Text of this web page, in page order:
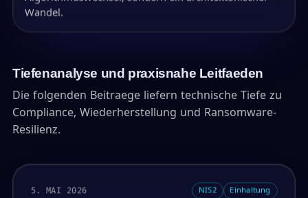
Wandel.
Tiefenanalyse und praxisnahe Leitfaeden
Die folgenden Beitraege liefern technische Tiefe zu
Compliance, Wiederherstellung und Ransomware-
Resilienz.
5. MAI 2026 NIS2 Einhaltung